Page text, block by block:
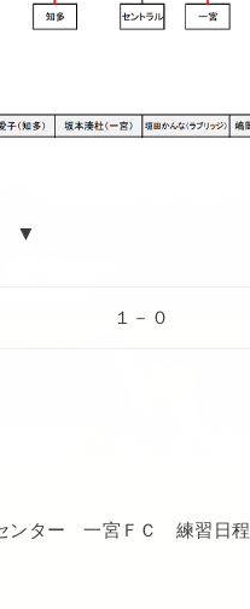
▼
１－０
ンター 一宮ＦＣ 練習日程